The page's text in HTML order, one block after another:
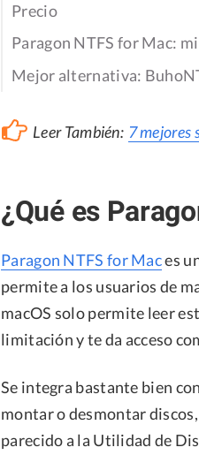
Precio
Paragon NTFS for Mac:
Mejor alternativa:
Leer También: 7 mejores
¿Qué es
Paragon NTFS for Maces
permite a los usuarios de
macOS solo permite leer
limitación y te da acceso
Se integra bastante bien
montar o desmontar
parecido a la Utilidad de